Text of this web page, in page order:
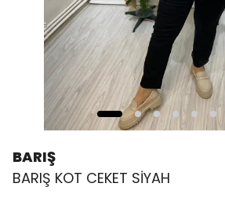
BARIŞ
BARIŞ KOT CEKET SİYAH